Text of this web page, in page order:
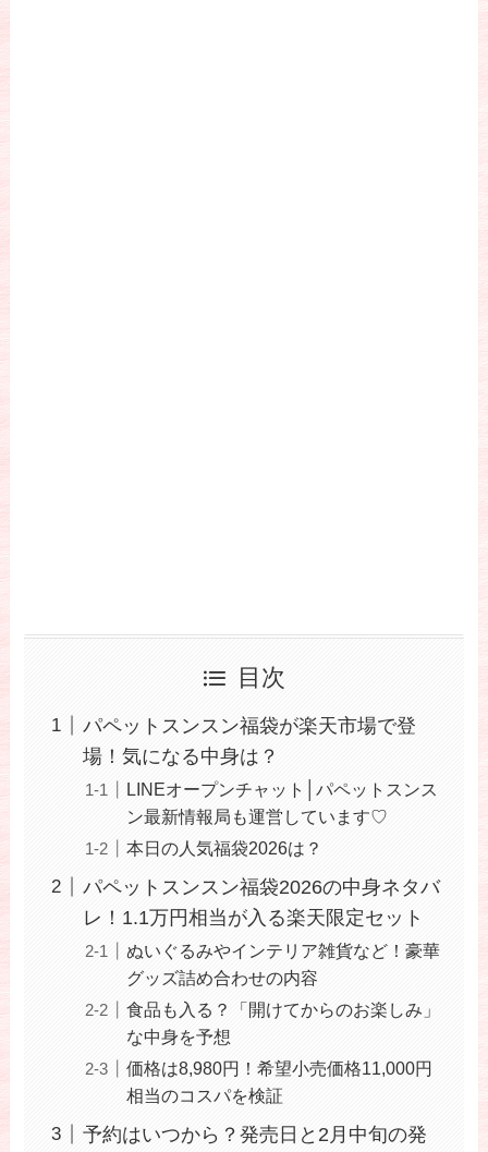
目次
パペットスンスン福袋が楽天市場で登
場！気になる中身は？
LINEオープンチャット│パペットスンス
ン最新情報局も運営しています♡
本日の人気福袋2026は？
パペットスンスン福袋2026の中身ネタバ
レ！1.1万円相当が入る楽天限定セット
ぬいぐるみやインテリア雑貨など！豪華
グッズ詰め合わせの内容
食品も入る？「開けてからのお楽しみ」
な中身を予想
価格は8,980円！希望小売価格11,000円
相当のコスパを検証
予約はいつから？発売日と2月中旬の発